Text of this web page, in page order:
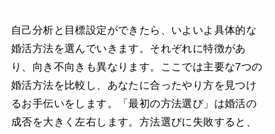
自己分析と目標設定ができたら、いよいよ具体的な
婚活方法を選んでいきます。それぞれに特徴があ
り、向き不向きも異なります。ここでは主要な7つの
婚活方法を比較し、あなたに合ったやり方を見つけ
るお手伝いをします。「最初の方法選び」は婚活の
成否を大きく左右します。方法選びに失敗すると、